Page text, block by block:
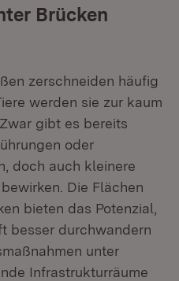
Brücken
zerschneiden häufig
werden sie zur kaum
gibt es bereits
oder
doch auch kleinere
Die Flächen
bieten das Potenzial,
besser durchwandern
unter
Infrastrukturräume